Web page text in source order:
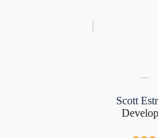
Scott